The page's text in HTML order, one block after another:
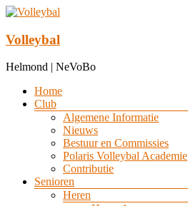
Ga
de
inhoud
Volleybal
Helmond | NeVoBo
Menu
Home
Club
Algemene Informatie
Nieuws
Bestuur en Commissies
Polaris Volleybal Academie
Contributie
Senioren
Heren